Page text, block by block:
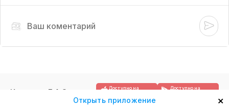
Открыть приложение ×
Контакты F.A.Q. Доступно на Доступно на